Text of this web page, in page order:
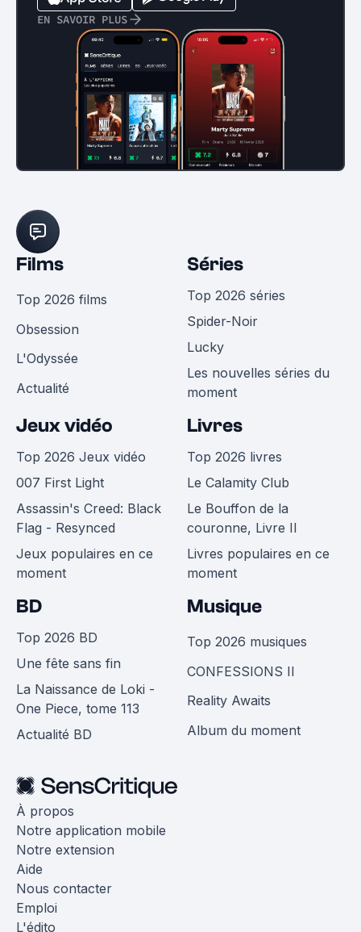
EN SAVOIR PLUS
Films
Top 2026 films
Obsession
L'Odyssée
Actualité
Séries
Top 2026 séries
Spider-Noir
Lucky
Les nouvelles séries du
moment
Jeux vidéo
Top 2026 Jeux vidéo
007 First Light
Assassin's Creed: Black
Flag - Resynced
Jeux populaires en ce
moment
Livres
Top 2026 livres
Le Calamity Club
Le Bouffon de la
couronne, Livre II
Livres populaires en ce
moment
BD
Top 2026 BD
Une fête sans fin
La Naissance de Loki -
One Piece, tome 113
Actualité BD
Musique
Top 2026 musiques
CONFESSIONS II
Reality Awaits
Album du moment
À propos
Notre application mobile
Notre extension
Aide
Nous contacter
Emploi
L'édito